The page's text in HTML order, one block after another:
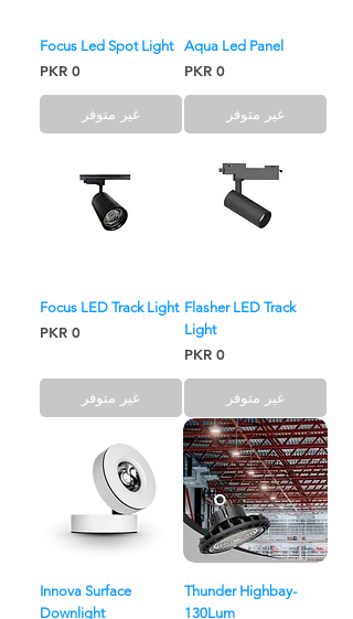
Aqua Led Panel
السعر
غير متوفر
Focus Led Spot Light
السعر
غير متوفر
Flasher LED Track
Light
السعر
غير متوفر
Focus LED Track Light
السعر
غير متوفر
Thunder Highbay-
130Lum
Innova Surface
Downlight